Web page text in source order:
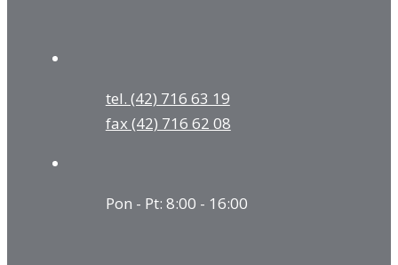
tel. (42) 716 63 19
fax (42) 716 62 08
Pon - Pt: 8:00 - 16:00